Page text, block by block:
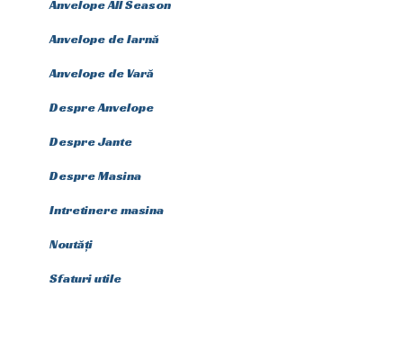
Anvelope All Season
Anvelope de Iarnă
Anvelope de Vară
Despre Anvelope
Despre Jante
Despre Masina
Intretinere masina
Noutăți
Sfaturi utile